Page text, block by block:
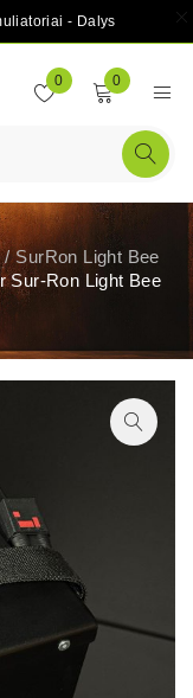
- Dalys
0 0
/ SurRon Light Bee
Sur-Ron Light Bee